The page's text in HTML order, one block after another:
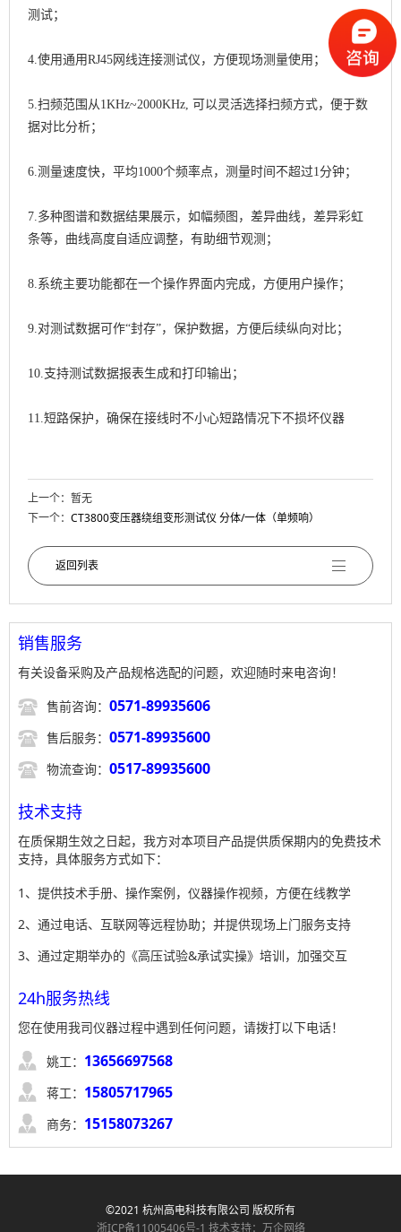
测试；
4.使用通用RJ45网线连接测试仪，方便现场测量使用；
5.扫频范围从1KHz~2000KHz, 可以灵活选择扫频方式，便于数
据对比分析；
6.测量速度快，平均1000个频率点，测量时间不超过1分钟；
7.多种图谱和数据结果展示，如幅频图，差异曲线，差异彩虹
条等，曲线高度自适应调整，有助细节观测；
8.系统主要功能都在一个操作界面内完成，方便用户操作；
9.对测试数据可作“封存”，保护数据，方便后续纵向对比；
10.支持测试数据报表生成和打印输出；
11.短路保护，确保在接线时不小心短路情况下不损坏仪器
上一个：暂无
下一个： CT3800变压器绕组变形测试仪 分体/一体（单频响）
返回列表
销售服务
有关设备采购及产品规格选配的问题，欢迎随时来电咨询！
 售前咨询： 0571-89935606
 售后服务： 0571-89935600
 物流查询： 0517-89935600
技术支持
在质保期生效之日起，我方对本项目产品提供质保期内的免费技术
支持，具体服务方式如下：
1、提供技术手册、操作案例，仪器操作视频，方便在线教学
2、通过电话、互联网等远程协助；并提供现场上门服务支持
3、通过定期举办的《高压试验&承试实操》培训，加强交互
24h服务热线
您在使用我司仪器过程中遇到任何问题，请拨打以下电话！
 姚工： 13656697568

蒋工： 15805717965

商务： 15158073267
©2021 杭州高电科技有限公司 版权所有
浙ICP备11005406号-1 技术支持：万企网络